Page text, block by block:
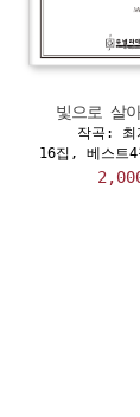
빛으로 살
작곡: 최
16집, 베스트4